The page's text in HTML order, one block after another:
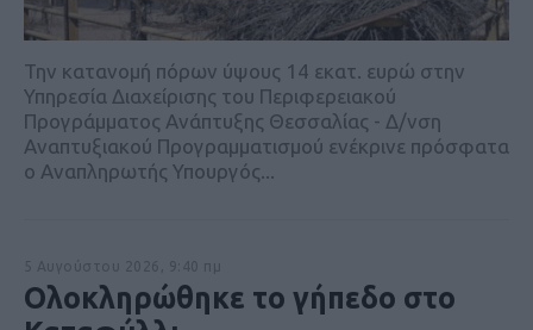
Την κατανομή πόρων ύψους 14 εκατ. ευρώ στην
Υπηρεσία Διαχείρισης του Περιφερειακού
Προγράμματος Ανάπτυξης Θεσσαλίας - Δ/νση
Αναπτυξιακού Προγραμματισμού ενέκρινε πρόσφατα
ο Αναπληρωτής Υπουργός...
Ολοκληρώθηκε το γήπεδο στο